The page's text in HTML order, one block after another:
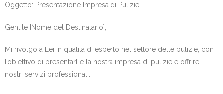
Oggetto: Presentazione Impresa di Pulizie
Gentile [Nome del Destinatario],
Mi rivolgo a Lei in qualità di esperto nel settore delle pulizie, con
l’obiettivo di presentarLe la nostra impresa di pulizie e offrire i
nostri servizi professionali.